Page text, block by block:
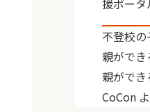
援ポー
不登校の
親ができ
親がで
CoCon